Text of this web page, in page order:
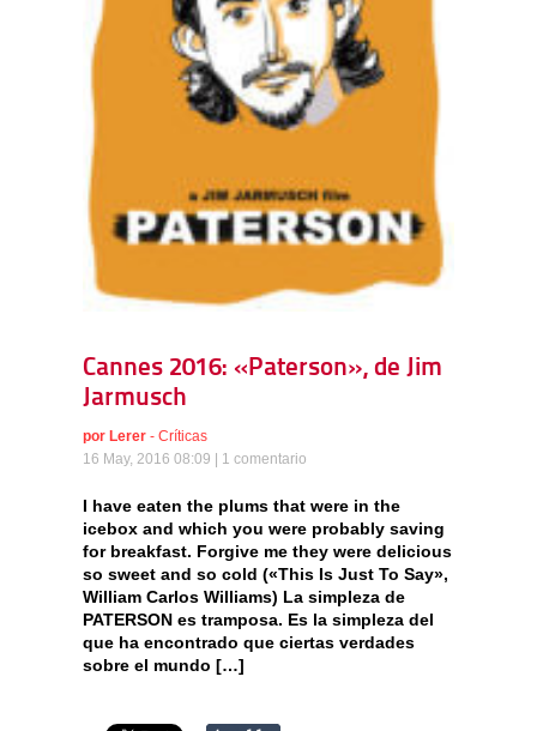
Cannes 2016: «Paterson», de Jim
Jarmusch
por Lerer - Críticas
16 May, 2016 08:09 | 1 comentario
I have eaten the plums that were in the
icebox and which you were probably saving
for breakfast. Forgive me they were delicious
so sweet and so cold («This Is Just To Say»,
William Carlos Williams) La simpleza de
PATERSON es tramposa. Es la simpleza del
que ha encontrado que ciertas verdades
sobre el mundo […]